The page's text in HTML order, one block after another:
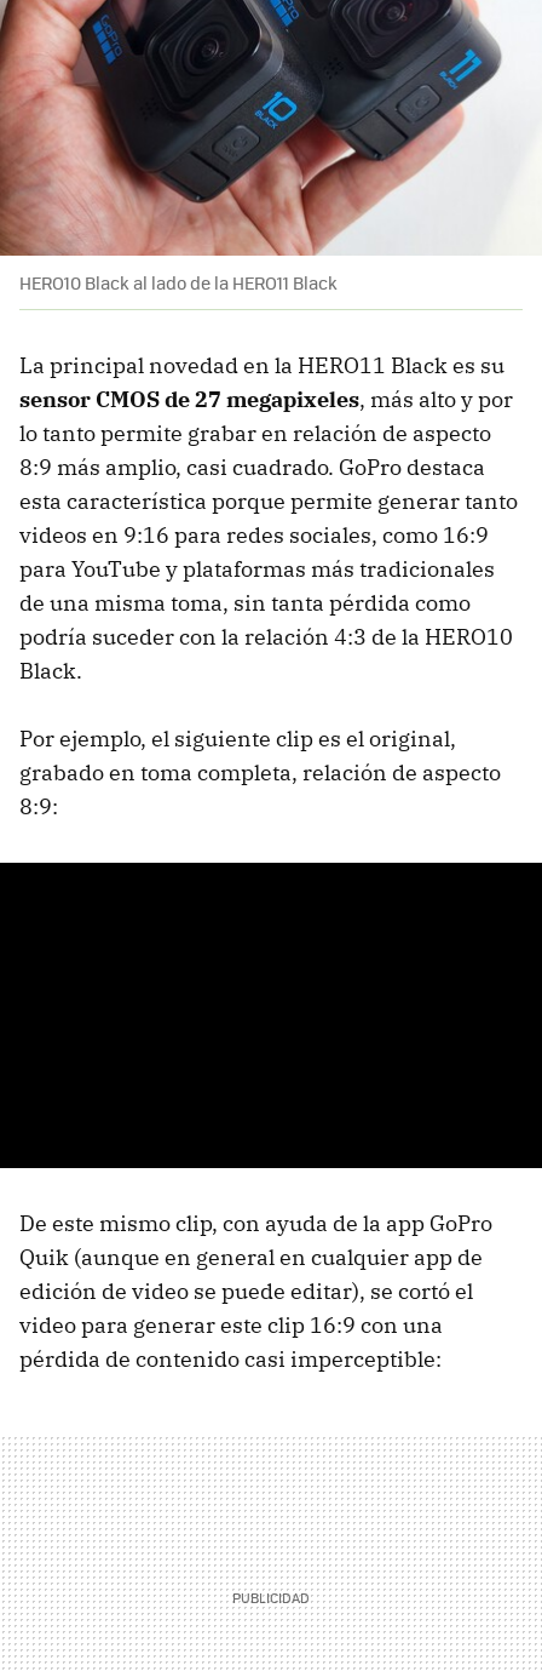
HERO10 Black al lado de la HERO11 Black
La principal novedad en la HERO11 Black es su
sensor CMOS de 27 megapixeles, más alto y por
lo tanto permite grabar en relación de aspecto
8:9 más amplio, casi cuadrado. GoPro destaca
esta característica porque permite generar tanto
videos en 9:16 para redes sociales, como 16:9
para YouTube y plataformas más tradicionales
de una misma toma, sin tanta pérdida como
podría suceder con la relación 4:3 de la HERO10
Black.
Por ejemplo, el siguiente clip es el original,
grabado en toma completa, relación de aspecto
8:9:
De este mismo clip, con ayuda de la app GoPro
Quik (aunque en general en cualquier app de
edición de video se puede editar), se cortó el
video para generar este clip 16:9 con una
pérdida de contenido casi imperceptible: